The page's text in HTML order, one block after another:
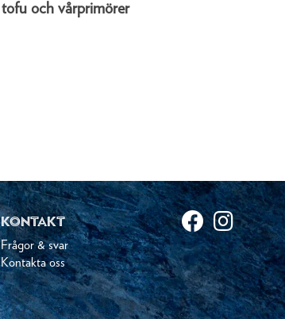
tofu och vårprimörer
KONTAKT
Frågor & svar
Kontakta oss